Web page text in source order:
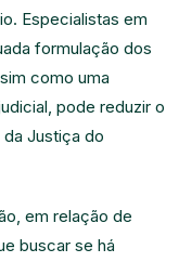
Especialistas em
formulação dos
como uma
pode reduzir o
Justiça do
em relação de
buscar se há